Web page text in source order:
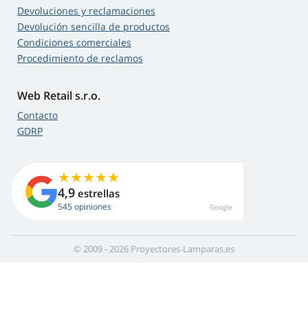
Devoluciones y reclamaciones
Devolución sencilla de productos
Condiciones comerciales
Procedimiento de reclamos
Web Retail s.r.o.
Contacto
GDRP
4,9 estrellas
545 opiniones Google
© 2009 - 2026 Proyectores-Lamparas.es